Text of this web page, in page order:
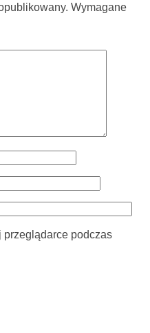
Wymagane
podczas